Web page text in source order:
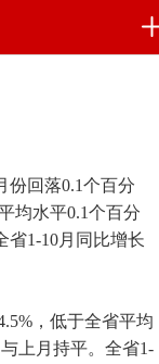
份回落0.1个百分
均水平0.1个百分
省1-10月同比增长
，低于全省平均
上月持平。全省1-